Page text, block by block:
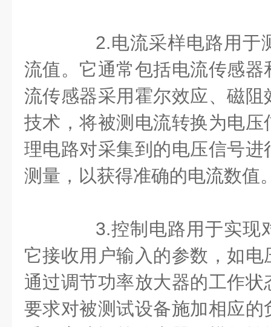
2.电流采样电路用于
流值。它通常包括电流传感
流传感器采用霍尔效应、磁
技术，将被测电流转换为电
理电路对采集到的电压信号
测量，以获得准确的电流数值
3.控制电路用于实现
它接收用户输入的参数，如
通过调节功率放大器的工作
要求对被测试设备施加相应